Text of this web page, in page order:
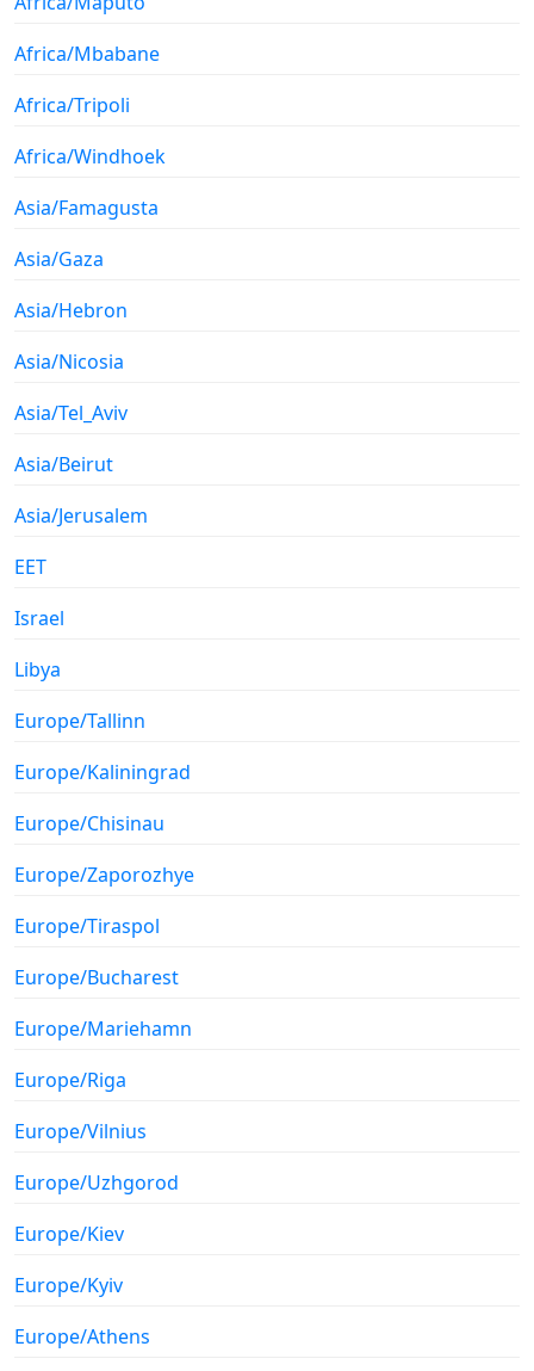
Africa/Mbabane
Africa/Tripoli
Africa/Windhoek
Asia/Famagusta
Asia/Gaza
Asia/Hebron
Asia/Nicosia
Asia/Tel_Aviv
Asia/Beirut
Asia/Jerusalem
EET
Israel
Libya
Europe/Tallinn
Europe/Kaliningrad
Europe/Chisinau
Europe/Zaporozhye
Europe/Tiraspol
Europe/Bucharest
Europe/Mariehamn
Europe/Riga
Europe/Vilnius
Europe/Uzhgorod
Europe/Kiev
Europe/Kyiv
Europe/Athens